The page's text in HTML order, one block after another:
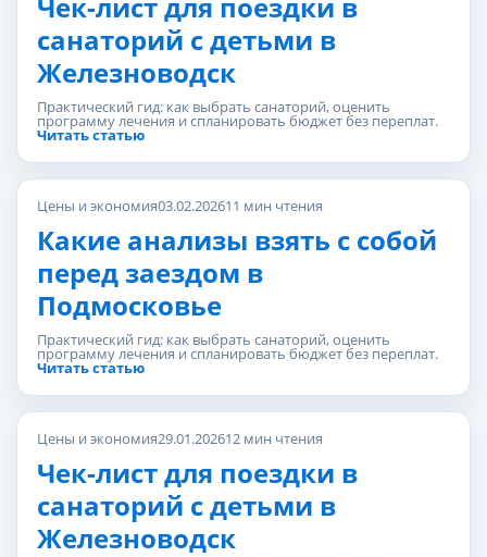
санаторий с детьми в
Железноводск
Практический гид: как выбрать санаторий, оценить
программу лечения и спланировать бюджет без переплат.
Читать статью
Цены и экономия03.02.202611 мин чтения
Какие анализы взять с собой
перед заездом в
Подмосковье
Практический гид: как выбрать санаторий, оценить
программу лечения и спланировать бюджет без переплат.
Читать статью
Цены и экономия29.01.202612 мин чтения
Чек-лист для поездки в
санаторий с детьми в
Железноводск